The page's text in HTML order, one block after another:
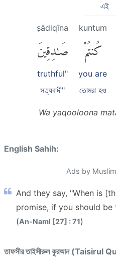
এই
kuntum
كُنتُمْ
you are
তোমরা হও
ṣādiqīna
صَٰدِقِينَ
truthful"
সত্যবাদী"
Wa yaqooloona
English Sahih:
Ads by
And they say, "When is
promise, if you should be
(An-Naml [27] : 71)
তাফসীর তাইসীরুল কুরআন (Taisirul